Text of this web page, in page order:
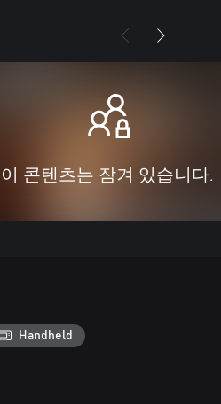
이 콘텐츠는 잠겨 있습니다.
Handheld